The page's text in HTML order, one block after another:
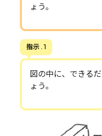
ょう。
指示 . 1
図の中に、できる
ょう。